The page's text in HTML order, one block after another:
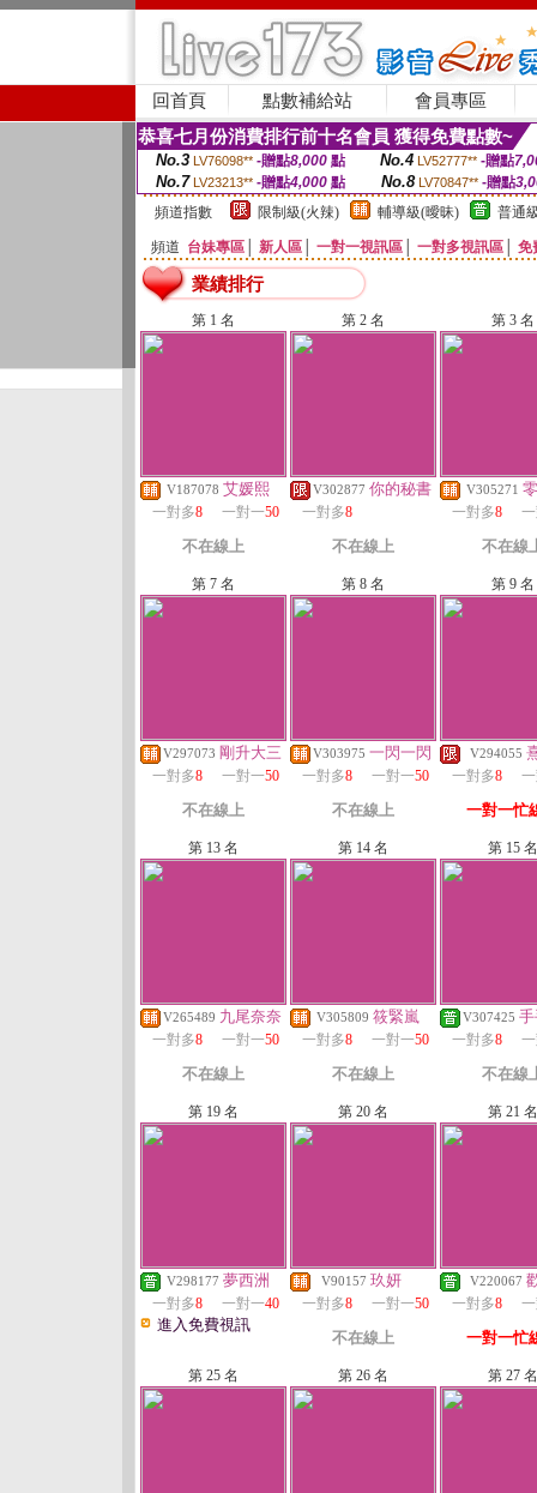
回首頁 點數補給站 會員專區
恭喜七月份消費排行前十名會員 獲得免費點數~
No.3 LV76098** -贈點8,000點 No.4 LV52777** -贈點
No.7 LV23213** -贈點4,000 點 No.8 LV70847** -贈點
頻道指數
限制級(火辣) 輔導級(曖昧) 普通
頻道 台妹專區 新人區 一對一視訊區 一對多視訊區 免
業績排行
第 1 名
V187078 艾媛熙
一對多8 一對一50
不在線上
第 2 名
V302877 你的秘書
一對多8
不在線上
第 3 名
V305271
一對多8
不在線
第 7 名
V297073 剛升大三
一對多8 一對一50
不在線上
第 8 名
V303975 一閃一閃
一對多8 一對一50
不在線上
第 9 名
V294055
一對多8
一對一忙
第 13 名
V265489 九尾奈奈
一對多8 一對一50
不在線上
第 14 名
V305809 筱緊嵐
一對多8 一對一50
不在線上
第 15 名
V307425
一對多8
不在線
第 19 名
V298177 夢西洲
一對多8 一對一40
進入免費視訊
第 20 名
V90157 玖妍
一對多8 一對一50
不在線上
第 21 名
V220067
一對多8
一對一忙
第 25 名 第 26 名 第 27 名